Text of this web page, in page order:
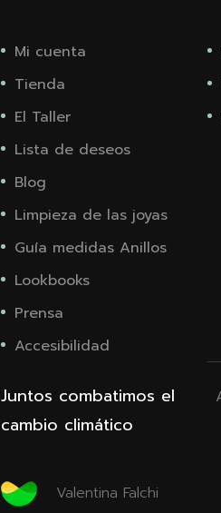
Mi cuenta
Tienda
El Taller
Lista de deseos
Blog
Limpieza de las joyas
Guía medidas Anillos
Lookbooks
Prensa
Accesibilidad
Juntos combatimos el
cambio climático
Valentina Falchi